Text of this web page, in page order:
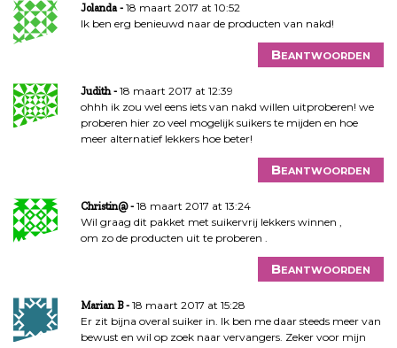
Jolanda
18 maart 2017 at 10:52
Ik ben erg benieuwd naar de producten van nakd!
Beantwoorden
Judith
18 maart 2017 at 12:39
ohhh ik zou wel eens iets van nakd willen uitproberen! we
proberen hier zo veel mogelijk suikers te mijden en hoe
meer alternatief lekkers hoe beter!
Beantwoorden
Christin@
18 maart 2017 at 13:24
Wil graag dit pakket met suikervrij lekkers winnen ,
om zo de producten uit te proberen .
Beantwoorden
Marian B
18 maart 2017 at 15:28
Er zit bijna overal suiker in. Ik ben me daar steeds meer van
bewust en wil op zoek naar vervangers. Zeker voor mijn